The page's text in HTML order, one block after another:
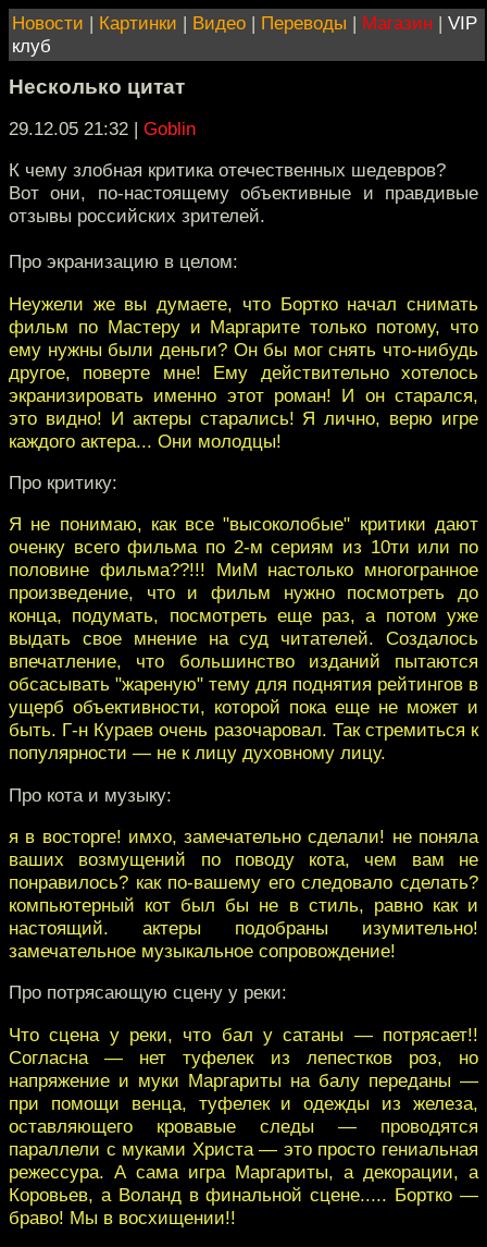
Новости | Картинки | Видео | Переводы | Магазин | VIP
клуб
Несколько цитат
29.12.05 21:32 | Goblin
К чему злобная критика отечественных шедевров?
Вот они, по-настоящему объективные и правдивые
отзывы российских зрителей.
Про экранизацию в целом:
Неужели же вы думаете, что Бортко начал снимать
фильм по Мастеру и Маргарите только потому, что
ему нужны были деньги? Он бы мог снять что-нибудь
другое, поверте мне! Ему действительно хотелось
экранизировать именно этот роман! И он старался,
это видно! И актеры старались! Я лично, верю игре
каждого актера... Они молодцы!
Про критику:
Я не понимаю, как все "высоколобые" критики дают
оченку всего фильма по 2-м сериям из 10ти или по
половине фильма??!!! МиМ настолько многогранное
произведение, что и фильм нужно посмотреть до
конца, подумать, посмотреть еще раз, а потом уже
выдать свое мнение на суд читателей. Создалось
впечатление, что большинство изданий пытаются
обсасывать "жареную" тему для поднятия рейтингов в
ущерб объективности, которой пока еще не может и
быть. Г-н Кураев очень разочаровал. Так стремиться к
популярности — не к лицу духовному лицу.
Про кота и музыку:
я в восторге! имхо, замечательно сделали! не поняла
ваших возмущений по поводу кота, чем вам не
понравилось? как по-вашему его следовало сделать?
компьютерный кот был бы не в стиль, равно как и
настоящий. актеры подобраны изумительно!
замечательное музыкальное сопровождение!
Про потрясающую сцену у реки:
Что сцена у реки, что бал у сатаны — потрясает!!
Согласна — нет туфелек из лепестков роз, но
напряжение и муки Маргариты на балу переданы —
при помощи венца, туфелек и одежды из железа,
оставляющего кровавые следы — проводятся
параллели с муками Христа — это просто гениальная
режессура. А сама игра Маргариты, а декорации, а
Коровьев, а Воланд в финальной сцене..... Бортко —
браво! Мы в восхищении!!